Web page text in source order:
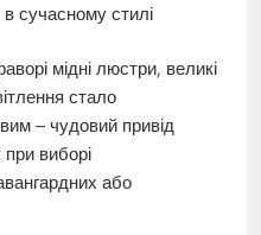
сучасному стилі
мідні люстри, великі
стало
– чудовий привід
виборі
або